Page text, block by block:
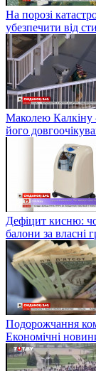
На порозі
убезпечити від
Маколею Калкіну
його
Дефіцит кисню:
балони за власні
Подорожчання
Економічні